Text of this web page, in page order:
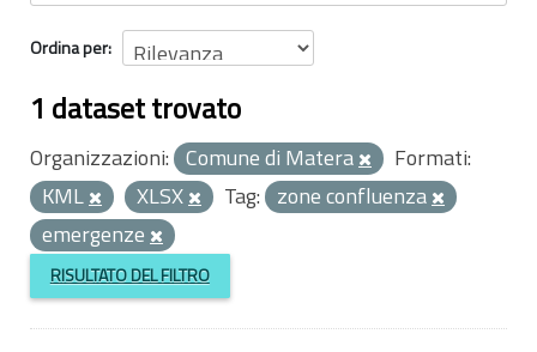
Ordina per
1 dataset trovato
Organizzazioni: Comune di Matera
Formati:
KML
XLSX Tag: zone confluenza
emergenze
RISULTATO DEL FILTRO